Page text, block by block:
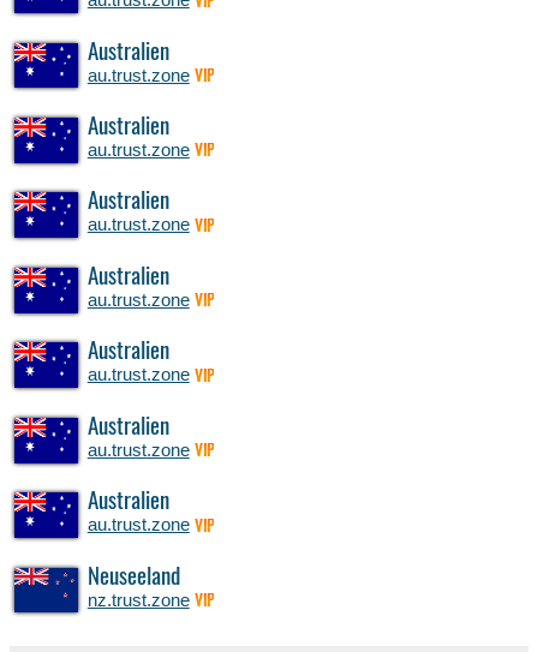
Australien
au.trust.zone VIP
Australien
au.trust.zone VIP
Australien
au.trust.zone VIP
Australien
au.trust.zone VIP
Australien
au.trust.zone VIP
Australien
au.trust.zone VIP
Australien
au.trust.zone VIP
Neuseeland
nz.trust.zone VIP